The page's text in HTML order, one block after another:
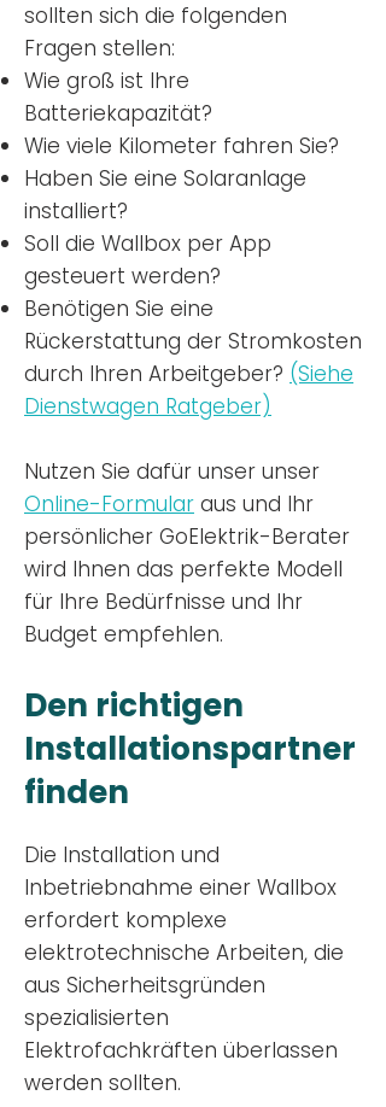
sollten sich die folgenden
Fragen stellen:
Wie groß ist Ihre
Batteriekapazität?
Wie viele Kilometer fahren Sie?
Haben Sie eine Solaranlage
installiert?
Soll die Wallbox per App
gesteuert werden?
Benötigen Sie eine
Rückerstattung der Stromkosten
durch Ihren Arbeitgeber? (Siehe
Dienstwagen Ratgeber)
Nutzen Sie dafür unser unser
Online-Formular aus und Ihr
persönlicher GoElektrik-Berater
wird Ihnen das perfekte Modell
für Ihre Bedürfnisse und Ihr
Budget empfehlen.
Den richtigen
Installationspartner
finden
Die Installation und
Inbetriebnahme einer Wallbox
erfordert komplexe
elektrotechnische Arbeiten, die
aus Sicherheitsgründen
spezialisierten
Elektrofachkräften überlassen
werden sollten.